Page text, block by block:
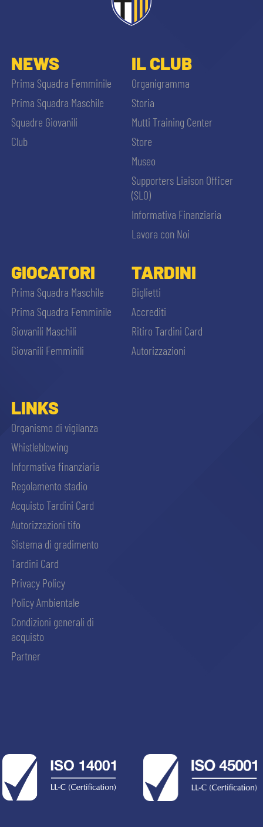
NEWS
Prima Squadra Femminile
Prima Squadra Maschile
Squadre Giovanili
Club
IL CLUB
Organigramma
Storia
Mutti Training Center
Store
Museo
Supporters Liaison Officer
(SLO)
Informativa Finanziaria
Lavora con Noi
GIOCATORI
Prima Squadra Maschile
Prima Squadra Femminile
Giovanili Maschili
Giovanili Femminili
TARDINI
Biglietti
Accrediti
Ritiro Tardini Card
Autorizzazioni
LINKS
Organismo di vigilanza
Whistleblowing
Informativa finanziaria
Regolamento stadio
Acquisto Tardini Card
Autorizzazioni tifo
Sistema di gradimento
Tardini Card
Privacy Policy
Policy Ambientale
Condizioni generali di
acquisto
Partner